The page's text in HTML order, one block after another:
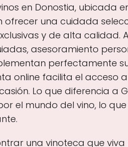
en Donostia, ubicada
ofrecer una cuidada
y de alta calidad.
asesoramiento
perfectamente
online facilita el acceso
Lo que diferencia a
el mundo del vino, lo
una vinoteca que